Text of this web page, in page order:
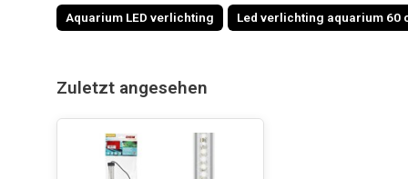
Aquarium LED verlichting Led verlichting aquarium 60
Zuletzt angesehen